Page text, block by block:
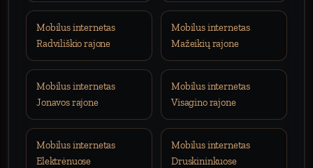
Mobilus internetas
Radviliškio rajone
Mobilus internetas
Mažeikių rajone
Mobilus internetas
Jonavos rajone
Mobilus internetas
Visagino rajone
Mobilus internetas
Elektrėnuose
Mobilus internetas
Druskininkuose